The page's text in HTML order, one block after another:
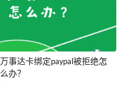
万事达卡绑定paypal被拒绝怎
么办？